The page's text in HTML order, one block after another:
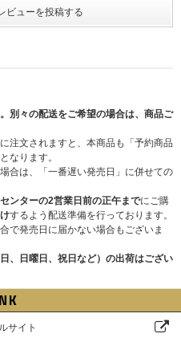
Life'シリアルナンバー特典 概要】
：応募スケジュールに一部変更がご
11月3日(月)10:59 当落発表：11月6
11月11日(火)10:59 当落発表：11月1
で最終応募になります。
11月25日(火)10:59 当落発表：11月
ラインイベント、サイン入り告知ポス
ります。
2026年1月13日(火)10:59 当落発
でメンバーに直接会えるイベントにご
ただいたお客様に、メンバー全員お
号付きイベント参加券」を1枚、商品
ますのでご注意ください。
各ストアお1人様1枚までのお渡しと
の「整理番号付きイベント参加券」を
となります。
止です。複数アカウントでのイベント
イベントの参加をお断りさせていただ
会参加券付き】【先着予約対象商
リアルナンバーの対象になります。
売サイトで、ご確認ください。
されると、発売日の遅い商品に併せて
ください。
券」が届かない、受け取れない等の理
ャンセルや商品代金の返金はできませ
別々の配送をご希望の場合は、商品ご
注文されますと、本商品も「予約商品
なります。
合は、「一番遅い発売日」に併せての
ンターの2営業日前の正午までにご購
するよう配送準備を行っております。
で発売日に届かない場合もございま
、日曜日、祝日など）の出荷はござい
サイト